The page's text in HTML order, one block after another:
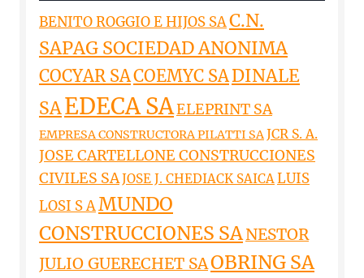
BENITO ROGGIO E HIJOS SAC.N.
SAPAG SOCIEDAD ANONIMA
COCYAR SACOEMYC SADINALE
SAEDECA SAELEPRINT SA
EMPRESA CONSTRUCTORA PILATTI SAJCR S. A.
JOSE CARTELLONE CONSTRUCCIONES
CIVILES SAJOSE J. CHEDIACK SAICALUIS
LOSI S AMUNDO
CONSTRUCCIONES SANESTOR
JULIO GUERECHET SAOBRING SA